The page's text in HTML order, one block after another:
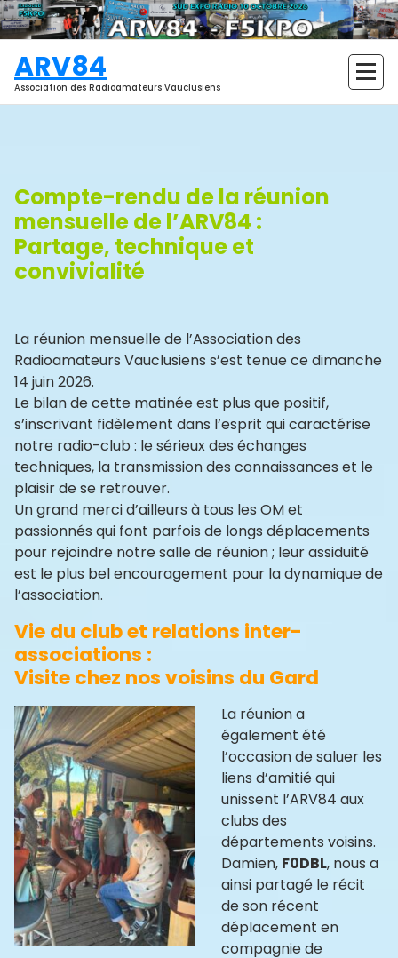
Aller
au
contenu
ARV84
Association des Radioamateurs Vauclusiens
Compte-rendu de la réunion
mensuelle de l’ARV84 :
Partage, technique et
convivialité
La réunion mensuelle de l’Association des
Radioamateurs Vauclusiens s’est tenue ce dimanche
14 juin 2026.
Le bilan de cette matinée est plus que positif,
s’inscrivant fidèlement dans l’esprit qui caractérise
notre radio-club : le sérieux des échanges
techniques, la transmission des connaissances et le
plaisir de se retrouver.
Un grand merci d’ailleurs à tous les OM et
passionnés qui font parfois de longs déplacements
pour rejoindre notre salle de réunion ; leur assiduité
est le plus bel encouragement pour la dynamique de
l’association.
Vie du club et relations inter-
associations :
Visite chez nos voisins du Gard
La réunion a
également été
l’occasion de saluer les
liens d’amitié qui
unissent l’ARV84 aux
clubs des
départements voisins.
Damien, F0DBL, nous a
ainsi partagé le récit
de son récent
déplacement en
compagnie de